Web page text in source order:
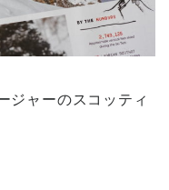
ジャーのスコッティ